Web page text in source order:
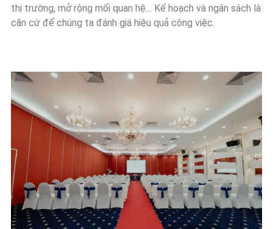
thị trường, mở rộng mối quan hệ… Kế hoạch và ngân sách là
căn cứ để chúng ta đánh giá hiệu quả công việc.